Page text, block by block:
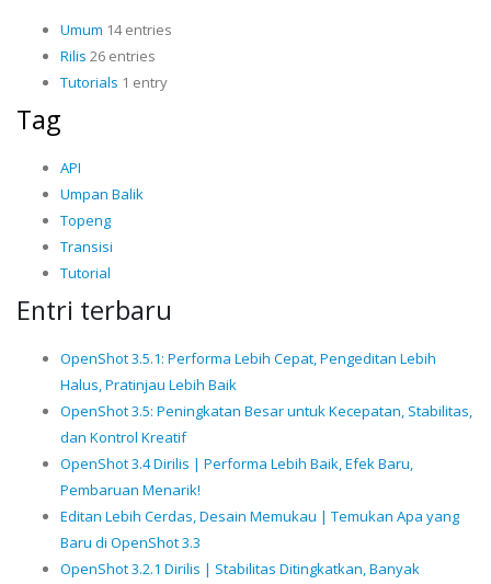
Umum 14 entries
Rilis 26 entries
Tutorials 1 entry
Tag
API
Umpan Balik
Topeng
Transisi
Tutorial
Entri terbaru
OpenShot 3.5.1: Performa Lebih Cepat, Pengeditan Lebih
Halus, Pratinjau Lebih Baik
OpenShot 3.5: Peningkatan Besar untuk Kecepatan, Stabilitas,
dan Kontrol Kreatif
OpenShot 3.4 Dirilis | Performa Lebih Baik, Efek Baru,
Pembaruan Menarik!
Editan Lebih Cerdas, Desain Memukau | Temukan Apa yang
Baru di OpenShot 3.3
OpenShot 3.2.1 Dirilis | Stabilitas Ditingkatkan, Banyak